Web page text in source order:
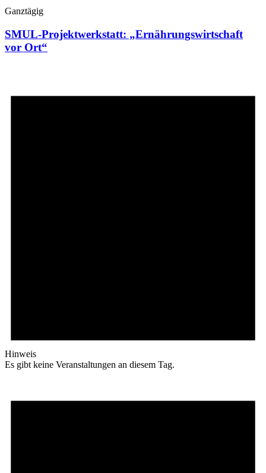
Ganztägig
SMUL-Projektwerkstatt: „Ernährungswirtschaft
vor Ort“
Hinweis
Es gibt keine Veranstaltungen an diesem Tag.